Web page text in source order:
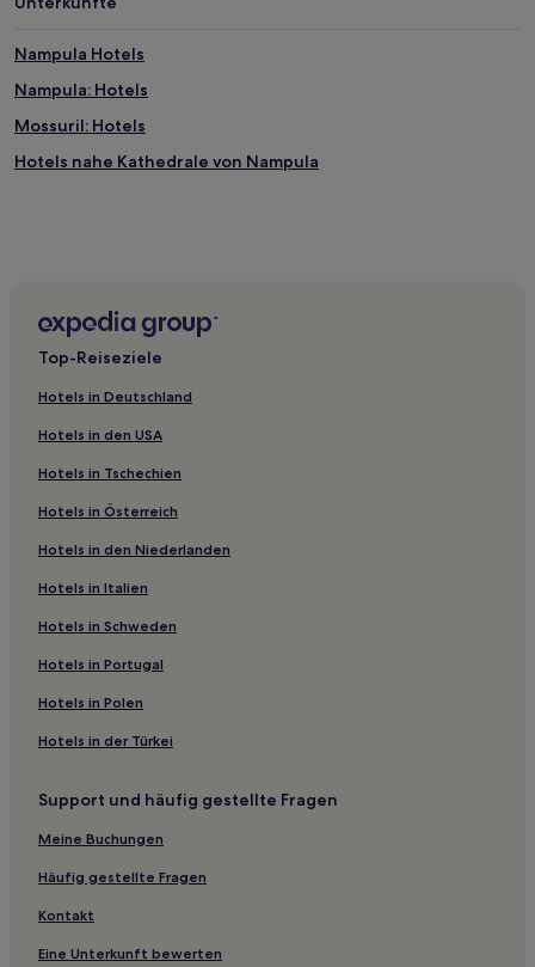
Nampula Hotels
Nampula: Hotels
Mossuril: Hotels
Hotels nahe Kathedrale von Nampula
Top-Reiseziele
Hotels in Deutschland
Hotels in den USA
Hotels in Tschechien
Hotels in Österreich
Hotels in den Niederlanden
Hotels in Italien
Hotels in Schweden
Hotels in Portugal
Hotels in Polen
Hotels in der Türkei
Support und häufig gestellte Fragen
Meine Buchungen
Häufig gestellte Fragen
Kontakt
Eine Unterkunft bewerten